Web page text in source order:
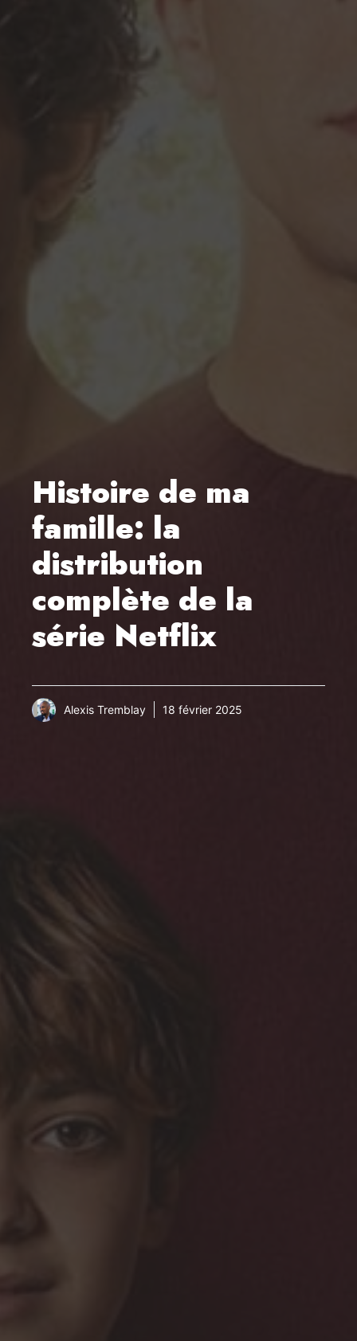
Histoire de ma
famille: la
distribution
complète de la
série Netflix
Alexis Tremblay 18 février 2025